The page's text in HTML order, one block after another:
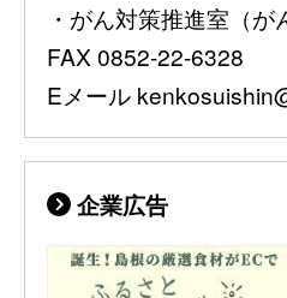
・がん対策推進室（
FAX 0852-22-6328
Eメール
企業広告